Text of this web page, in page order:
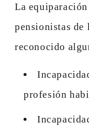
La equiparación
pensionistas de
reconocido
profesión